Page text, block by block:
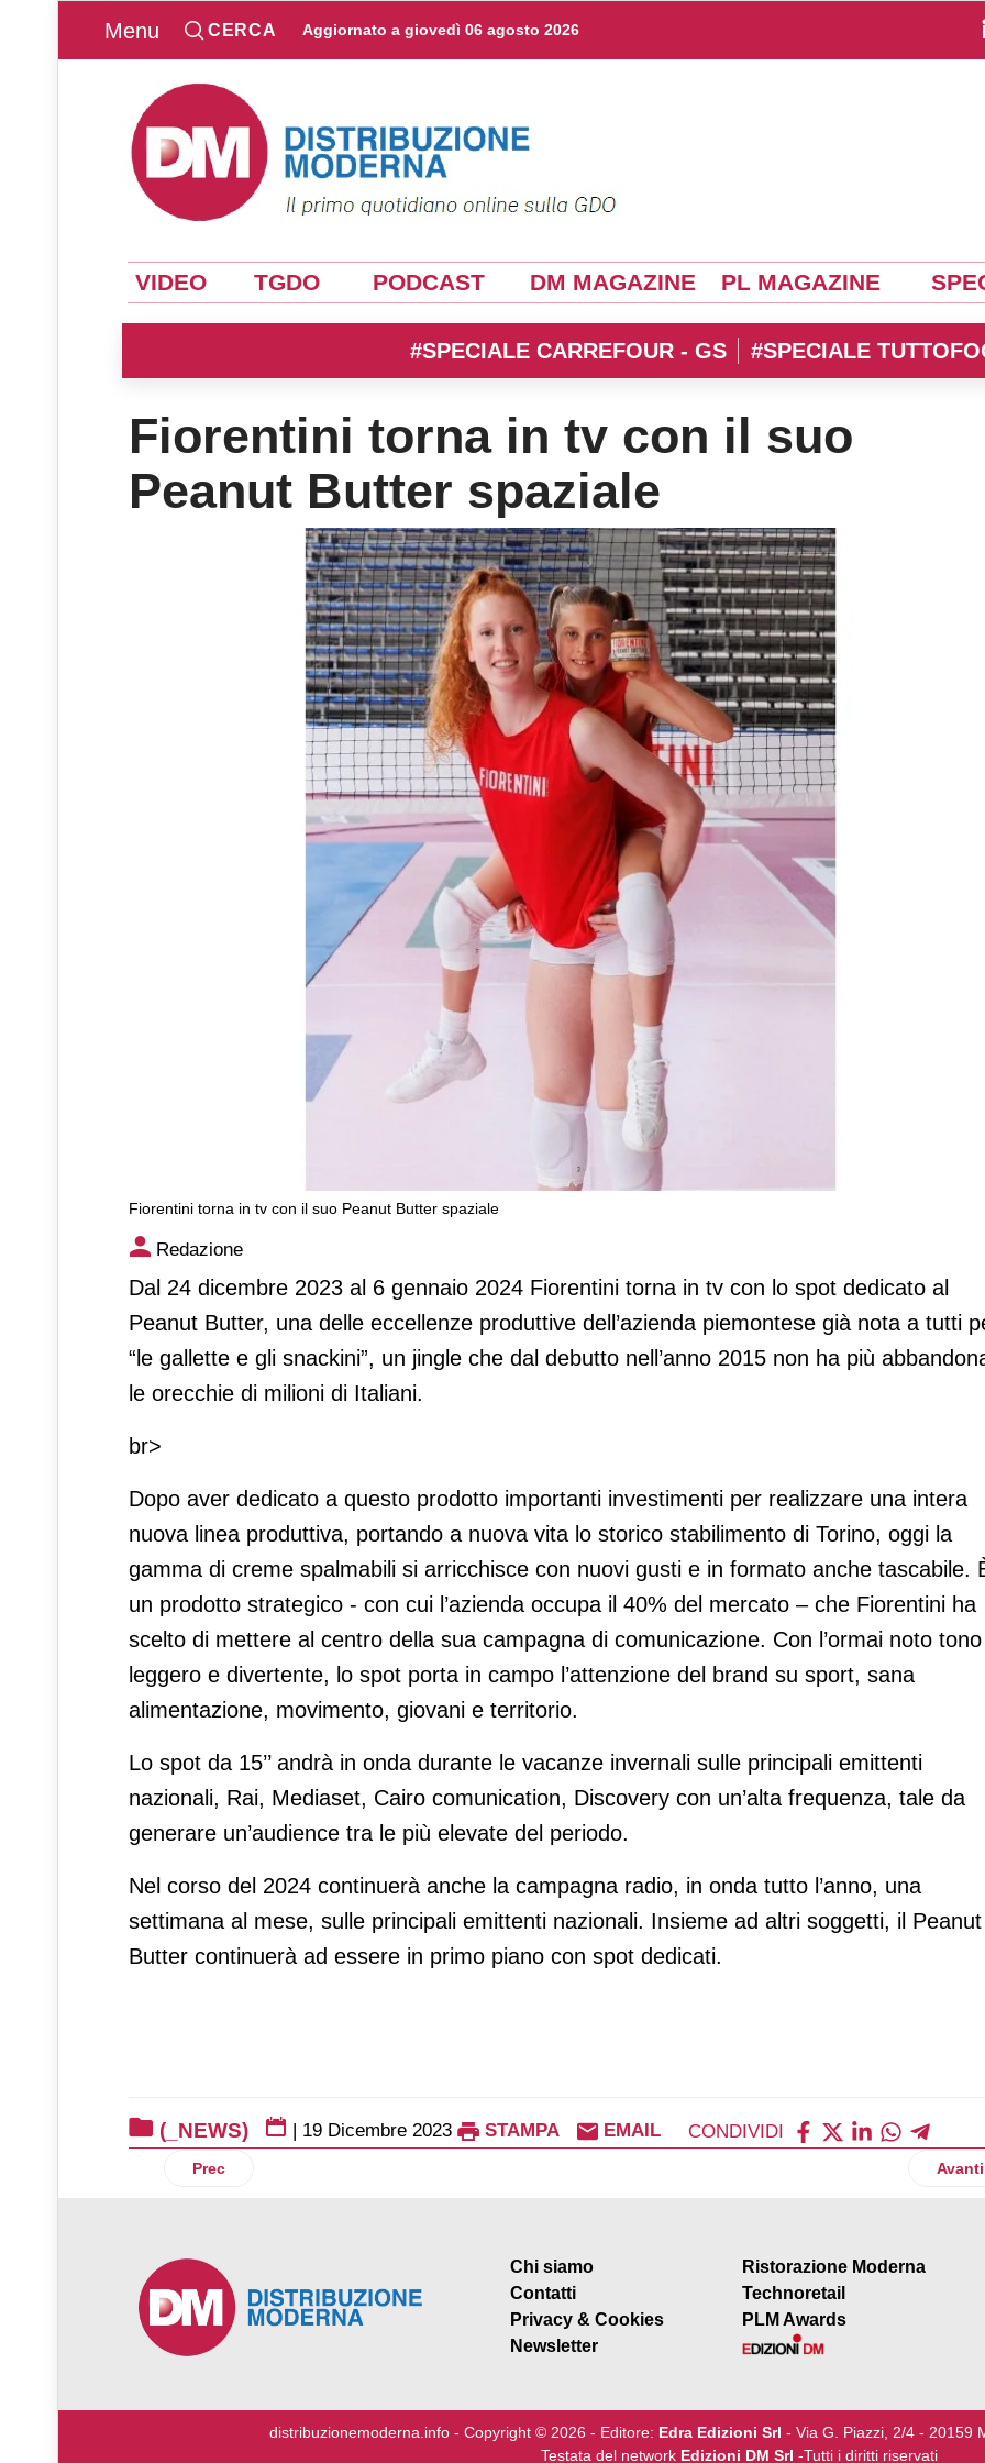
Menu CERCA Aggiornato a giovedì 06 agosto 2026
VIDEO TGDO PODCAST DM MAGAZINE PL MAGAZINE
#SPECIALE CARREFOUR - GS #SPECIALE
Fiorentini torna in tv con il suo
Peanut Butter spaziale
Fiorentini torna in tv con il suo Peanut Butter spaziale
Fiorentini torna in tv con il suo Peanut Butter spaziale
Redazione
Dal 24 dicembre 2023 al 6 gennaio 2024 Fiorentini torna in tv con lo spot dedicato al
Peanut Butter, una delle eccellenze produttive dell’azienda piemontese già nota a tutti
“le gallette e gli snackini”, un jingle che dal debutto nell’anno 2015 non ha più
le orecchie di milioni di Italiani.
br>
Dopo aver dedicato a questo prodotto importanti investimenti per realizzare una intera
nuova linea produttiva, portando a nuova vita lo storico stabilimento di Torino, oggi la
gamma di creme spalmabili si arricchisce con nuovi gusti e in formato anche tascabile.
un prodotto strategico - con cui l’azienda occupa il 40% del mercato – che Fiorentini ha
scelto di mettere al centro della sua campagna di comunicazione. Con l’ormai noto tono
leggero e divertente, lo spot porta in campo l’attenzione del brand su sport, sana
alimentazione, movimento, giovani e territorio.
Lo spot da 15’’ andrà in onda durante le vacanze invernali sulle principali emittenti
nazionali, Rai, Mediaset, Cairo comunication, Discovery con un’alta frequenza, tale da
generare un’audience tra le più elevate del periodo.
Nel corso del 2024 continuerà anche la campagna radio, in onda tutto l’anno, una
settimana al mese, sulle principali emittenti nazionali. Insieme ad altri soggetti, il Peanut
Butter continuerà ad essere in primo piano con spot dedicati.
(_NEWS) | 19 Dicembre 2023 STAMPA EMAIL CONDIVIDI
Articolo precedente: Ntt Data al fianco di Carrefour con una soluzione innovativa per ottimizzare la
Prec Avanti
Chi siamo
Contatti
Privacy & Cookies
Newsletter
Ristorazione Moderna
Technoretail
PLM Awards
distribuzionemoderna.info - Copyright © 2026 - Editore: Edra Edizioni Srl - Via G. Piazzi, 2/4 - 20159
Testata del network Edizioni DM Srl -Tutti i diritti riservati